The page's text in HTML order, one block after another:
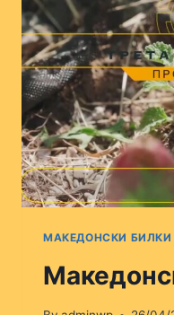
МАКЕДОНСКИ БИЛКИ